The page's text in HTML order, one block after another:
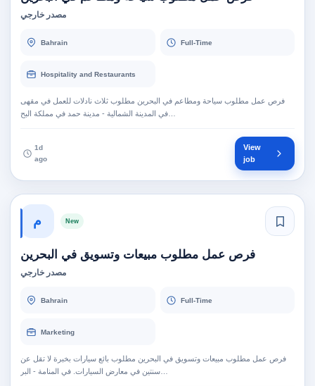
مصدر خارجي
Bahrain Full-Time
Hospitality and Restaurants
فرص عمل مطلوب سياحة ومطاعم في البحرين مطلوب ثلاث نادلات للعمل في مقهى
1d
ago
View
job
م New
فرص عمل مطلوب مبيعات وتسويق في البحرين
مصدر خارجي
Bahrain Full-Time
Marketing
فرص عمل مطلوب مبيعات وتسويق في البحرين مطلوب بائع سيارات بخبرة لا تقل عن